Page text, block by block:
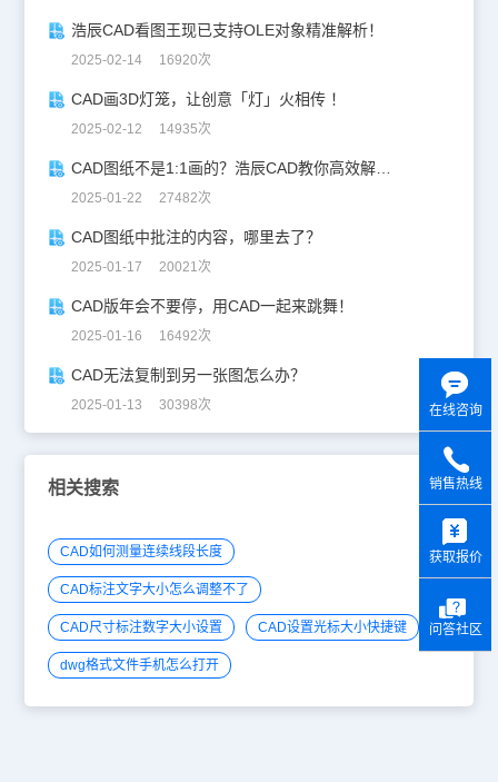
浩辰CAD看图王现已支持OLE对象精准解析！
2025-02-14 16920次
CAD画3D灯笼，让创意「灯」火相传 ！
2025-02-12 14935次
CAD图纸不是1:1画的？浩辰CAD教你高效解决！
2025-01-22 27482次
CAD图纸中批注的内容，哪里去了？
2025-01-17 20021次
CAD版年会不要停，用CAD一起来跳舞！
2025-01-16 16492次
CAD无法复制到另一张图怎么办？
2025-01-13 30398次
相关搜索
CAD如何测量连续线段长度
CAD标注文字大小怎么调整不了
CAD尺寸标注数字大小设置 CAD设置光标大小快捷键
dwg格式文件手机怎么打开
在线咨询
销售热线
获取报价
问答社区